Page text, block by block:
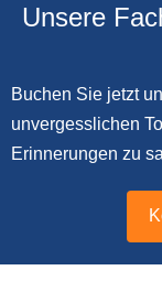
Unsere
Buchen Sie jetzt
unvergesslichen
Erinnerungen zu